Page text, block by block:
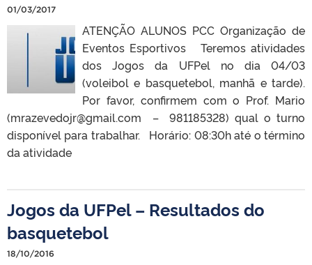
01/03/2017
ATENÇÃO ALUNOS PCC Organização de
Eventos Esportivos Teremos atividades
dos Jogos da UFPel no dia 04/03
(voleibol e basquetebol, manhã e tarde).
Por favor, confirmem com o Prof. Mario
(mrazevedojr@gmail.com – 981185328) qual o turno
disponível para trabalhar. Horário: 08:30h até o término
da atividade
Jogos da UFPel – Resultados do
basquetebol
18/10/2016